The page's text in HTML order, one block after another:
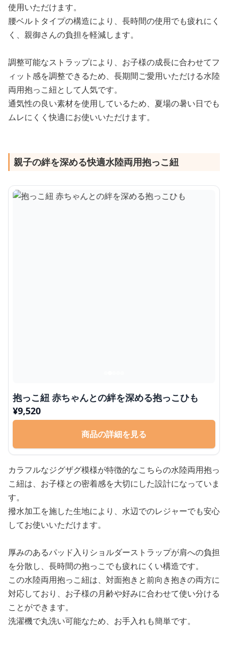
使用いただけます。
腰ベルトタイプの構造により、長時間の使用でも疲れにく
く、親御さんの負担を軽減します。
調整可能なストラップにより、お子様の成長に合わせてフ
ィット感を調整できるため、長期間ご愛用いただける水陸
両用抱っこ紐として人気です。
通気性の良い素材を使用しているため、夏場の暑い日でも
ムレにくく快適にお使いいただけます。
親子の絆を深める快適水陸両用抱っこ紐
抱っこ紐 赤ちゃんとの絆を深める抱っこひも
¥9,520
商品の詳細を見る
カラフルなジグザグ模様が特徴的なこちらの水陸両用抱っ
こ紐は、お子様との密着感を大切にした設計になっていま
す。
撥水加工を施した生地により、水辺でのレジャーでも安心
してお使いいただけます。
厚みのあるパッド入りショルダーストラップが肩への負担
を分散し、長時間の抱っこでも疲れにくい構造です。
この水陸両用抱っこ紐は、対面抱きと前向き抱きの両方に
対応しており、お子様の月齢や好みに合わせて使い分ける
ことができます。
洗濯機で丸洗い可能なため、お手入れも簡単です。